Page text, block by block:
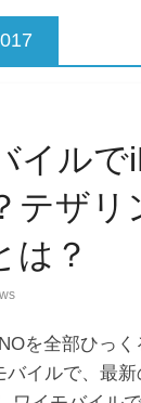
イルで
テザリ
は？
を全部ひっ
バイルで、最